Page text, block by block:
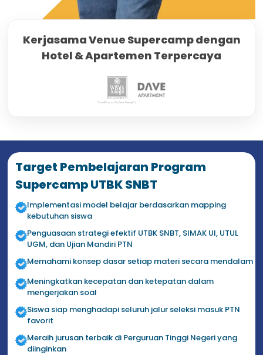
Kerjasama Venue Supercamp dengan
Hotel & Apartemen Terpercaya
Target Pembelajaran Program
Supercamp UTBK SNBT
Implementasi model belajar berdasarkan mapping
kebutuhan siswa
Penguasaan strategi efektif UTBK SNBT, SIMAK UI, UTUL
UGM, dan Ujian Mandiri PTN
Memahami konsep dasar setiap materi secara mendalam
Meningkatkan kecepatan dan ketepatan dalam
mengerjakan soal
Siswa siap menghadapi seluruh jalur seleksi masuk PTN
favorit
Meraih jurusan terbaik di Perguruan Tinggi Negeri yang
diinginkan